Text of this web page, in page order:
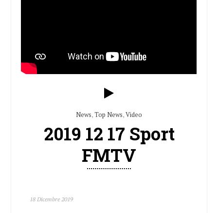
News,Top News,Video
2019 12 17 Sport
FMTV
18 Dicembre 2019